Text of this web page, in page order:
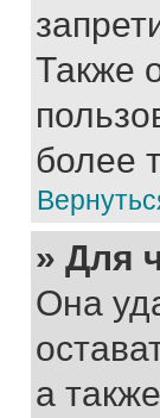
Также
более
» Для
Она
а